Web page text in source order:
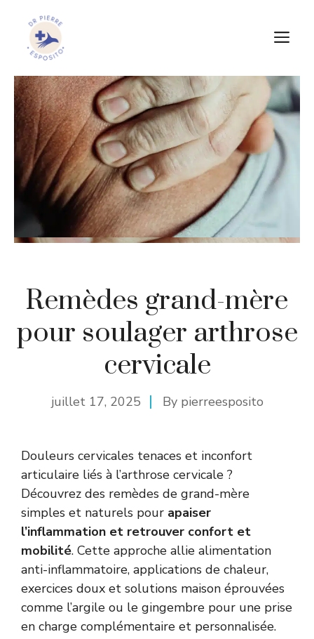
contenu
Remèdes grand-mère
pour soulager arthrose
cervicale
juillet 17, 2025 By pierreesposito
Douleurs cervicales tenaces et inconfort
articulaire liés à l’arthrose cervicale ?
Découvrez des remèdes de grand-mère
simples et naturels pour apaiser
l’inflammation et retrouver confort et
mobilité. Cette approche allie alimentation
anti-inflammatoire, applications de chaleur,
exercices doux et solutions maison éprouvées
comme l’argile ou le gingembre pour une prise
en charge complémentaire et personnalisée.